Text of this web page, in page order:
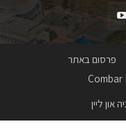
פרסום באתר
און ליין